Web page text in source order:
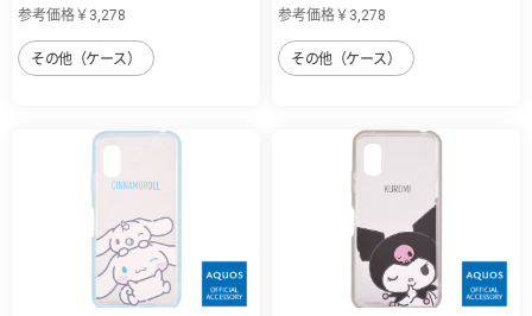
参考価格￥3,278
その他（ケース）
参考価格￥3,278
その他（ケース）